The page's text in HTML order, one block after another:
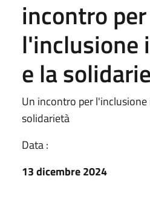
incontro per
l'inclusione
e la
Un incontro per l'inclusione
solidarietà
Data :
13 dicembre 2024